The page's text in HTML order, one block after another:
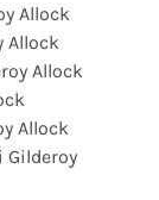
Allock
Allock
Allock
Allock